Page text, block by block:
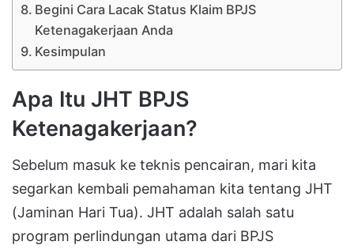
Begini Cara Lacak Status Klaim BPJS
Ketenagakerjaan Anda
Kesimpulan
Apa Itu JHT BPJS
Ketenagakerjaan?
Sebelum masuk ke teknis pencairan, mari kita
segarkan kembali pemahaman kita tentang JHT
(Jaminan Hari Tua). JHT adalah salah satu
program perlindungan utama dari BPJS